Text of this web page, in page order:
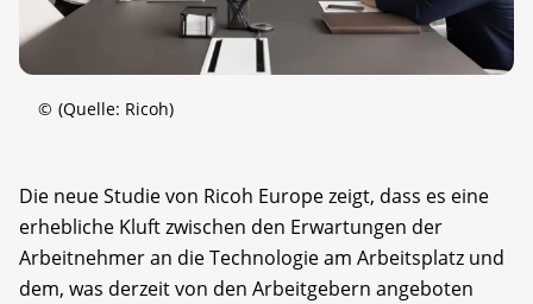
© (Quelle: Ricoh)
Die neue Studie von Ricoh Europe zeigt, dass es eine
erhebliche Kluft zwischen den Erwartungen der
Arbeitnehmer an die Technologie am Arbeitsplatz und
dem, was derzeit von den Arbeitgebern angeboten